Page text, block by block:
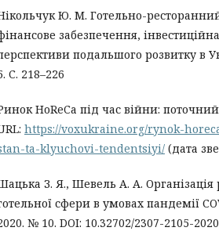
Ю. М. Готельно-
забезпечення,
подальшого розвитку в
C. 218–226
HoReCa під час війни:
https://voxukraine.org/rynok-
ta-klyuchovi-tendentsiyi/ (дата
З. Я., Шевель А. А. Організація
сфери в умовах пандемії
№ 10. DOI: 10.32702/2307-2105-